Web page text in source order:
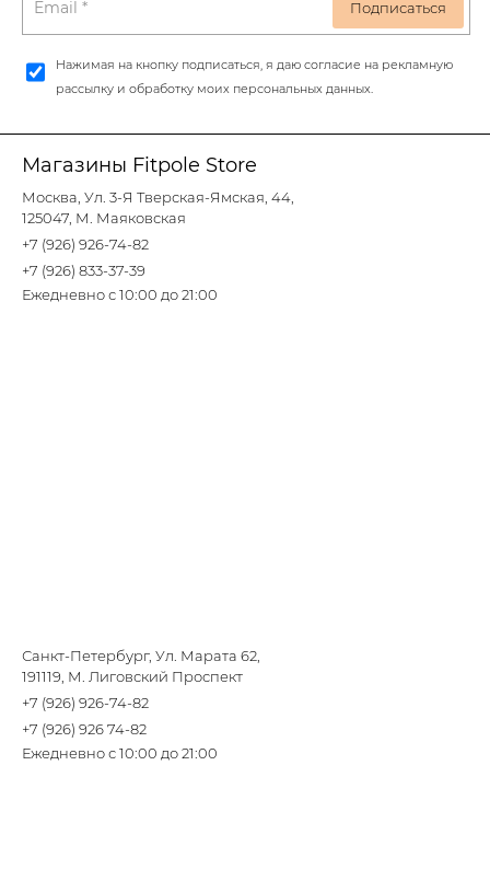
Магазины Fitpole Store
Москва, Ул. 3-Я Тверская-Ямская, 44,
125047, М. Маяковская
+7 (926) 926-74-82
+7 (926) 833-37-39
Ежедневно с 10:00 до 21:00
Санкт-Петербург, Ул. Марата 62,
191119, М. Лиговский Проспект
+7 (926) 926-74-82
+7 (926) 926 74-82
Ежедневно с 10:00 до 21:00
Нажимая на кнопку подписаться, я даю согласие на рекламную
рассылку и обработку моих персональных данных.